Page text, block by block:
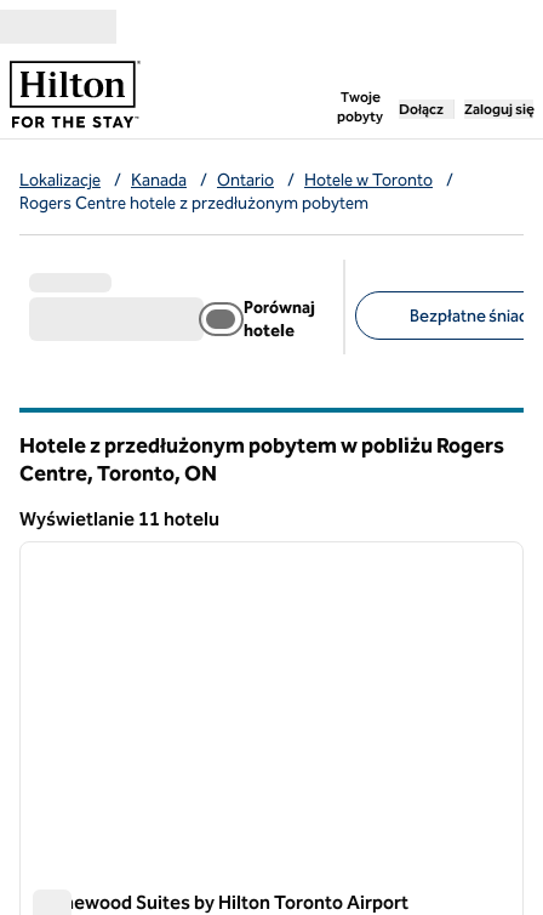
Twoje
pobyty
,otwiera nową
Dołącz Zaloguj się
Lokalizacje / Kanada / Ontario / Hotele w Toronto
/
Rogers Centre hotele z przedłużonym pobytem
Porównaj
hotele
Bezpłatne
Hotele z przedłużonym pobytem w pobliżu Rogers
Centre, Toronto,ON
Wyświetlanie 11 hotelu
Wyświetlanie 11 hotelu
1 z 12
Homewood Suites by Hilton Toronto Airport